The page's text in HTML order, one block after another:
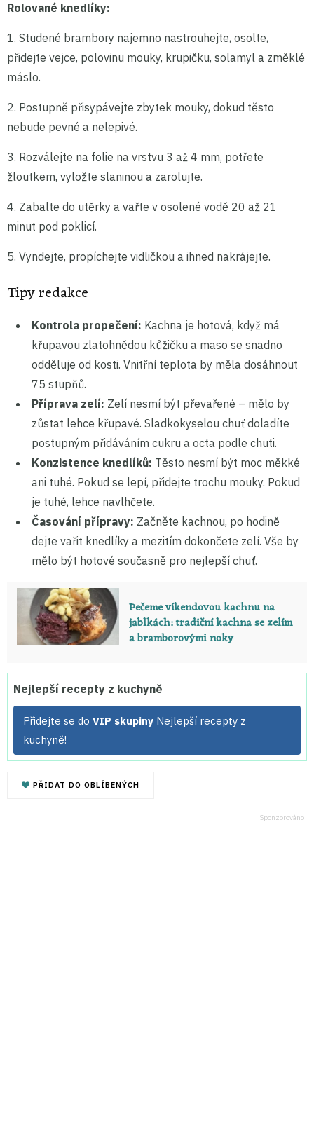
Rolované knedlíky:
1. Studené brambory najemno nastrouhejte, osolte,
přidejte vejce, polovinu mouky, krupičku, solamyl a změklé
máslo.
2. Postupně přisypávejte zbytek mouky, dokud těsto
nebude pevné a nelepivé.
3. Rozválejte na folie na vrstvu 3 až 4 mm, potřete
žloutkem, vyložte slaninou a zarolujte.
4. Zabalte do utěrky a vařte v osolené vodě 20 až 21
minut pod poklicí.
5. Vyndejte, propíchejte vidličkou a ihned nakrájejte.
Tipy redakce
Kontrola propečení: Kachna je hotová, když má
křupavou zlatohnědou kůžičku a maso se snadno
odděluje od kosti. Vnitřní teplota by měla dosáhnout
75 stupňů.
Příprava zelí: Zelí nesmí být převařené – mělo by
zůstat lehce křupavé. Sladkokyselou chuť doladíte
postupným přidáváním cukru a octa podle chuti.
Konzistence knedlíků: Těsto nesmí být moc měkké
ani tuhé. Pokud se lepí, přidejte trochu mouky. Pokud
je tuhé, lehce navlhčete.
Časování přípravy: Začněte kachnou, po hodině
dejte vařit knedlíky a mezitím dokončete zelí. Vše by
mělo být hotové současně pro nejlepší chuť.
Pečeme víkendovou kachnu na
jablkách: tradiční kachna se zelím
a bramborovými noky
Nejlepší recepty z kuchyně
Přidejte se do VIP skupiny Nejlepší recepty z
kuchyně!
PŘIDAT DO OBLÍBENÝCH